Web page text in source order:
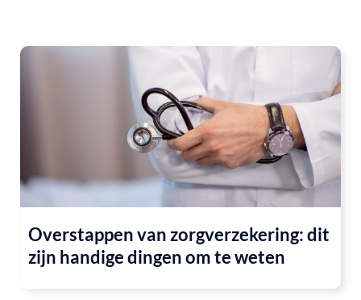
Overstappen van zorgverzekering: dit
zijn handige dingen om te weten